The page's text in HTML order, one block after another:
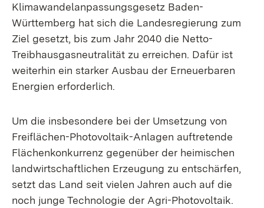
Klimawandelanpassungsgesetz Baden-
Württemberg hat sich die Landesregierung zum
Ziel gesetzt, bis zum Jahr 2040 die Netto-
Treibhausgasneutralität zu erreichen. Dafür ist
weiterhin ein starker Ausbau der Erneuerbaren
Energien erforderlich.
Um die insbesondere bei der Umsetzung von
Freiflächen-Photovoltaik-Anlagen auftretende
Flächenkonkurrenz gegenüber der heimischen
landwirtschaftlichen Erzeugung zu entschärfen,
setzt das Land seit vielen Jahren auch auf die
noch junge Technologie der Agri-Photovoltaik.